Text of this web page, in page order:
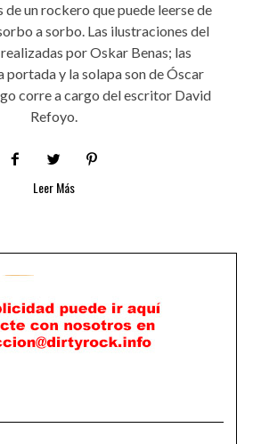
un rockero que puede leerse de
a sorbo. Las ilustraciones del
por Oskar Benas; las
y la solapa son de Óscar
corre a cargo del escritor David
Refoyo.
Leer Más